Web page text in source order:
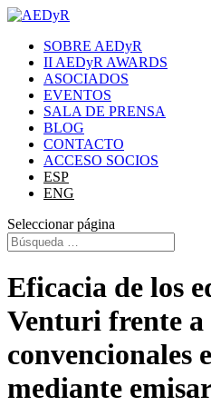
SOBRE AEDyR
II AEDyR AWARDS
ASOCIADOS
EVENTOS
SALA DE PRENSA
BLOG
CONTACTO
ACCESO SOCIOS
ESP
ENG
Seleccionar página
Eficacia de los
Venturi frente a
convencionales
mediante